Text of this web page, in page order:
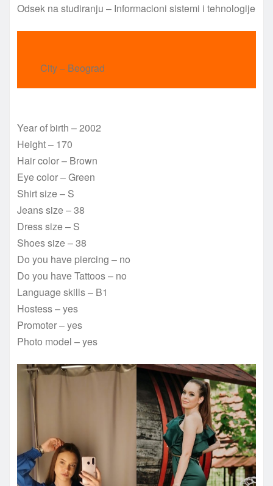
Odsek na studiranju – Informacioni sistemi i tehnologije
City – Beograd
Year of birth – 2002
Height – 170
Hair color – Brown
Eye color – Green
Shirt size – S
Jeans size – 38
Dress size – S
Shoes size – 38
Do you have piercing – no
Do you have Tattoos – no
Language skills – B1
Hostess – yes
Promoter – yes
Photo model – yes